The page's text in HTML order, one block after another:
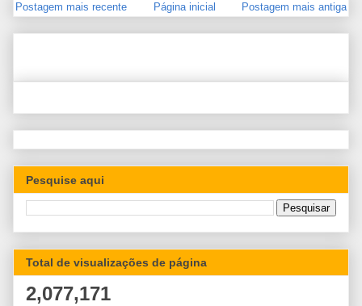
Postagem mais recente Postagem mais antiga
Página inicial
Pesquise aqui
Total de visualizações de página
2,077,171